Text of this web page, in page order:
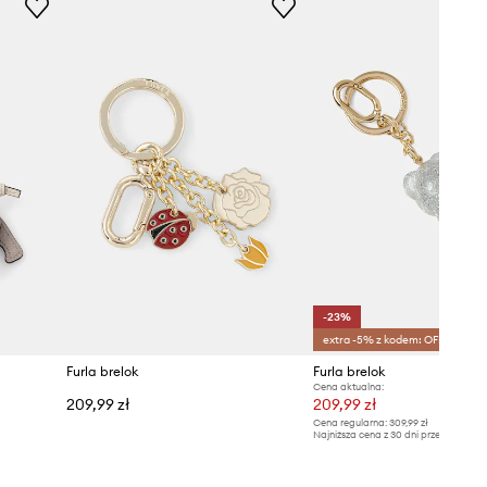
Furla brelok
209,99 zł
-23%
extra -5% z kodem: OFF*
Furla brelok
Cena aktualna:
209,99 zł
Cena regularna: 309,99 zł
Najniższa cena z 30 dni przed obniżką: